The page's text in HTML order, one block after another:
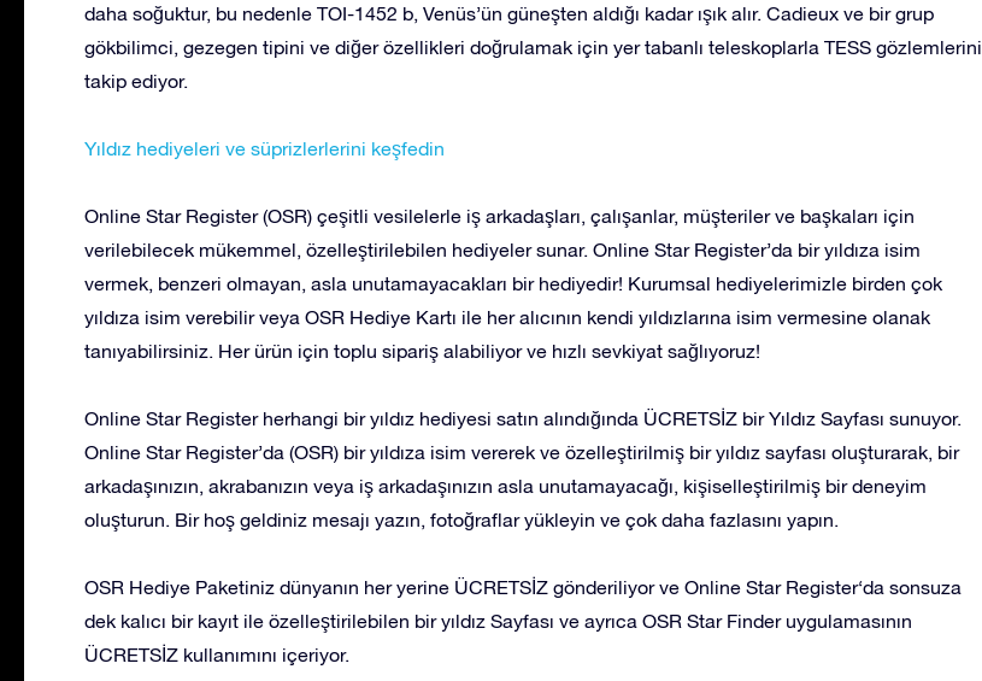
daha soğuktur, bu nedenle TOI-1452 b, Venüs’ün güneşten aldığı kadar ışık alır. Cadieux ve bir grup
gökbilimci, gezegen tipini ve diğer özellikleri doğrulamak için yer tabanlı teleskoplarla TESS gözlemlerini
takip ediyor.
Yıldız hediyeleri ve süprizlerlerini keşfedin
Online Star Register (OSR) çeşitli vesilelerle iş arkadaşları, çalışanlar, müşteriler ve başkaları için
verilebilecek mükemmel, özelleştirilebilen hediyeler sunar. Online Star Register’da bir yıldıza isim
vermek, benzeri olmayan, asla unutamayacakları bir hediyedir! Kurumsal hediyelerimizle birden çok
yıldıza isim verebilir veya OSR Hediye Kartı ile her alıcının kendi yıldızlarına isim vermesine olanak
tanıyabilirsiniz. Her ürün için toplu sipariş alabiliyor ve hızlı sevkiyat sağlıyoruz!
Online Star Register herhangi bir yıldız hediyesi satın alındığında ÜCRETSİZ bir Yıldız Sayfası sunuyor.
Online Star Register’da (OSR) bir yıldıza isim vererek ve özelleştirilmiş bir yıldız sayfası oluşturarak, bir
arkadaşınızın, akrabanızın veya iş arkadaşınızın asla unutamayacağı, kişiselleştirilmiş bir deneyim
oluşturun. Bir hoş geldiniz mesajı yazın, fotoğraflar yükleyin ve çok daha fazlasını yapın.
OSR Hediye Paketiniz dünyanın her yerine ÜCRETSİZ gönderiliyor ve Online Star Register‘da sonsuza
dek kalıcı bir kayıt ile özelleştirilebilen bir yıldız Sayfası ve ayrıca OSR Star Finder uygulamasının
ÜCRETSİZ kullanımını içeriyor.